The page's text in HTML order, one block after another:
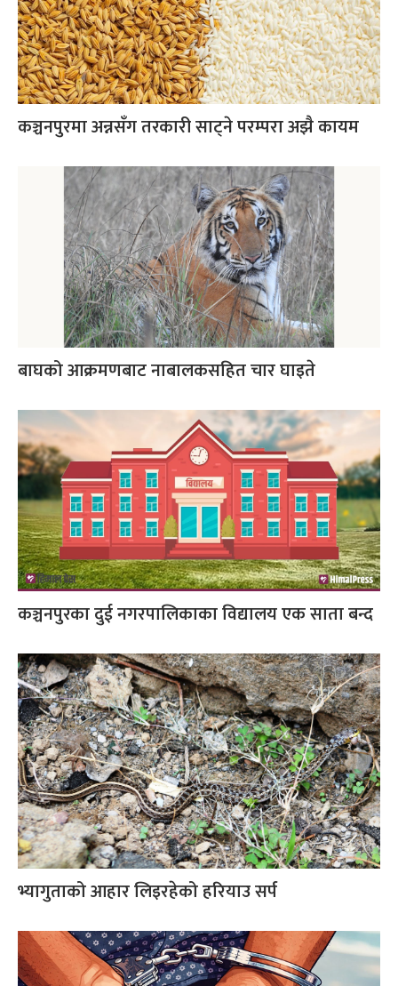
कञ्चनपुरमा अन्नसँग तरकारी साट्ने परम्परा अझै कायम
बाघको आक्रमणबाट नाबालकसहित चार घाइते
कञ्चनपुरका दुई नगरपालिकाका विद्यालय एक साता बन्द
भ्यागुताको आहार लिइरहेको हरियाउ सर्प